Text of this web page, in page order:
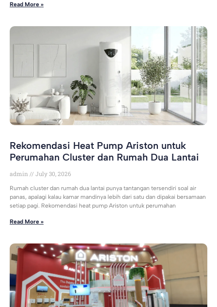
Read More »
Rekomendasi Heat Pump Ariston untuk
Perumahan Cluster dan Rumah Dua Lantai
admin July 30, 2026
Rumah cluster dan rumah dua lantai punya tantangan tersendiri soal air
panas, apalagi kalau kamar mandinya lebih dari satu dan dipakai bersamaan
setiap pagi. Rekomendasi heat pump Ariston untuk perumahan
Read More »